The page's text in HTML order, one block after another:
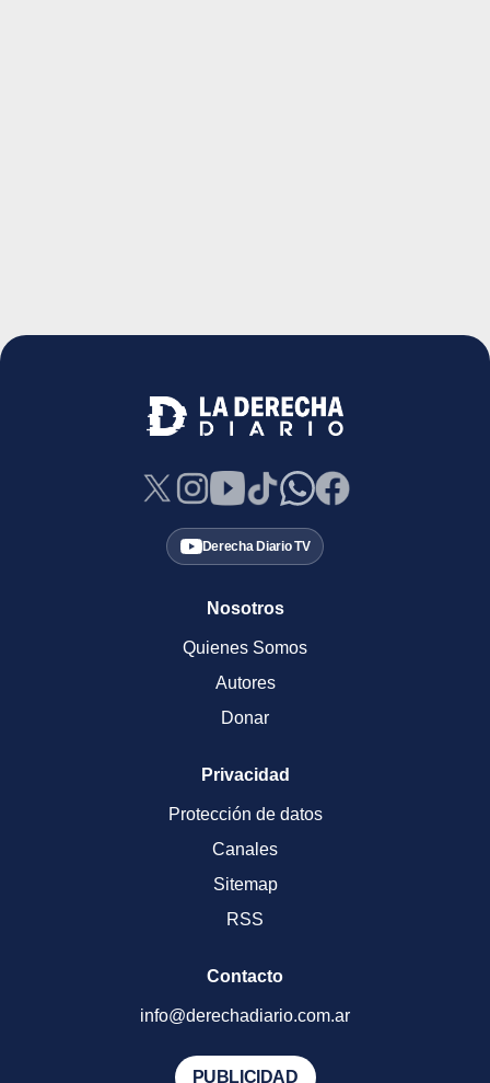
Derecha Diario TV
Nosotros
Quienes Somos
Autores
Donar
Privacidad
Protección de datos
Canales
Sitemap
RSS
Contacto
info@derechadiario.com.ar
PUBLICIDAD